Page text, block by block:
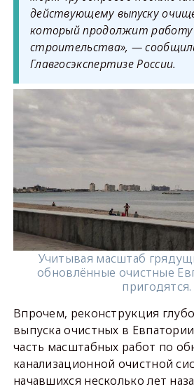
действующему выпуску
который продолжит работу
строительства», —
Главгосэкспертизе России.
Учитывая масштаб
обновлённые очистные
пригодятся.
Впрочем, реконструкция
выпуска очистных в
часть масштабных работ по
канализационной очистной
начавшихся несколько лет